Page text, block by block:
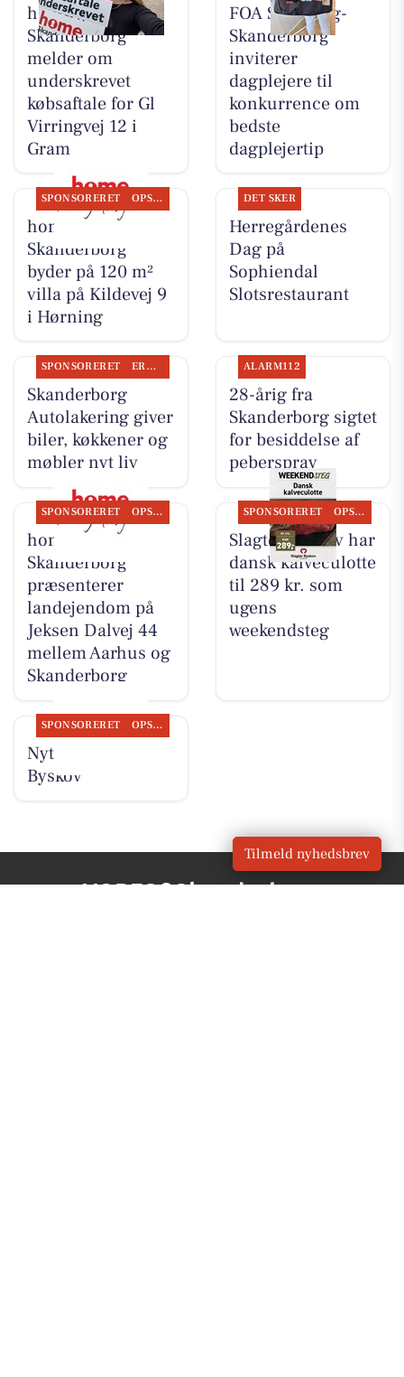
home
Skanderborg
melder om
underskrevet
købsaftale for Gl
Virringvej 12 i
Gram
FOA Silkeborg-
Skanderborg
inviterer
dagplejere til
konkurrence om
bedste
dagplejertip
SPONSORERET OPSLAGSTAVLEN
home
Skanderborg
byder på 120 m²
villa på Kildevej 9
i Hørning
DET SKER
Herregårdenes
Dag på
Sophiendal
Slotsrestaurant
SPONSORERET ERHVERV
Skanderborg
Autolakering giver
biler, køkkener og
møbler nyt liv
ALARM112
28-årig fra
Skanderborg sigtet
for besiddelse af
peberspray
SPONSORERET OPSLAGSTAVLEN
home
Skanderborg
præsenterer
landejendom på
Jeksen Dalvej 44
mellem Aarhus og
Skanderborg
SPONSORERET OPSLAGSTAVLEN
Slagter Byskov har
dansk kalveculotte
til 289 kr. som
ugens
weekendsteg
SPONSORERET OPSLAGSTAVLEN
Nyt fra Slagter
Byskov
VORES Skanderborg
Tilmeld nyhedsbrev